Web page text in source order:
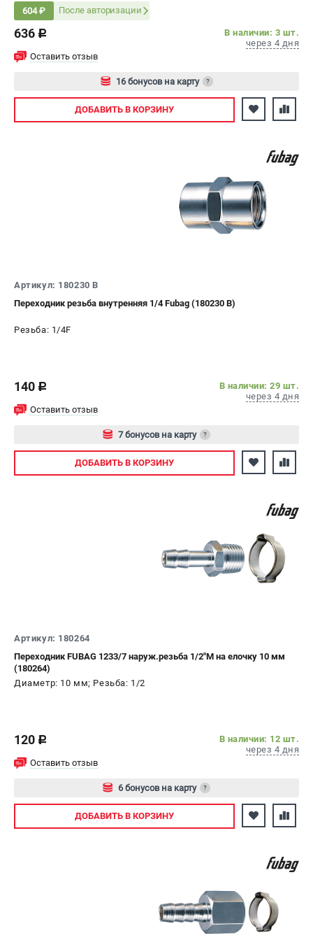
604 ₽ После авторизации
636 c
В наличии: 3 шт.
через 4 дня
Оставить отзыв
16 бонусов на карту ?
Авторизуйтесь
ДОБАВИТЬ В КОРЗИНУ
Артикул: 180230 B
Переходник резьба внутренняя 1/4 Fubag (180230 B)
Резьба: 1/4F
140 c
В наличии: 29 шт.
через 4 дня
Оставить отзыв
7 бонусов на карту ?
Авторизуйтесь
ДОБАВИТЬ В КОРЗИНУ
Артикул: 180264
Переходник FUBAG 1233/7 наруж.резьба 1/2"M на елочку 10 мм
(180264)
Диаметр: 10 мм; Резьба: 1/2
120 c
В наличии: 12 шт.
через 4 дня
Оставить отзыв
6 бонусов на карту ?
Авторизуйтесь
ДОБАВИТЬ В КОРЗИНУ